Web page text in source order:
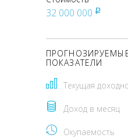
32 000 000 pуб
ПОКАЗАТЕЛИ
Текущая
Доход в месяц
Окупаемость